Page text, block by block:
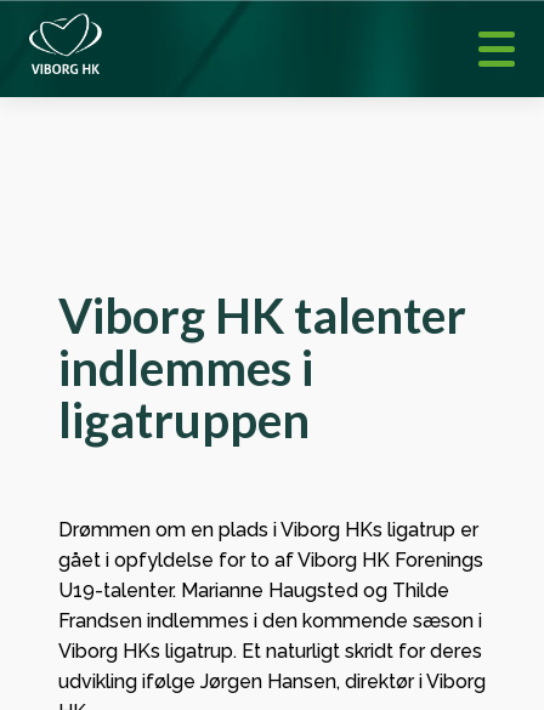
Viborg HK talenter
indlemmes i
ligatruppen
Drømmen om en plads i Viborg HKs ligatrup er
gået i opfyldelse for to af Viborg HK Forenings
U19-talenter. Marianne Haugsted og Thilde
Frandsen indlemmes i den kommende sæson i
Viborg HKs ligatrup. Et naturligt skridt for deres
udvikling ifølge Jørgen Hansen, direktør i Viborg